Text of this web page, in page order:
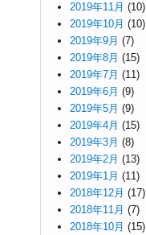
2019年11月 (10)
2019年10月 (10)
2019年9月 (7)
2019年8月 (15)
2019年7月 (11)
2019年6月 (9)
2019年5月 (9)
2019年4月 (15)
2019年3月 (8)
2019年2月 (13)
2019年1月 (11)
2018年12月 (17)
2018年11月 (7)
2018年10月 (15)